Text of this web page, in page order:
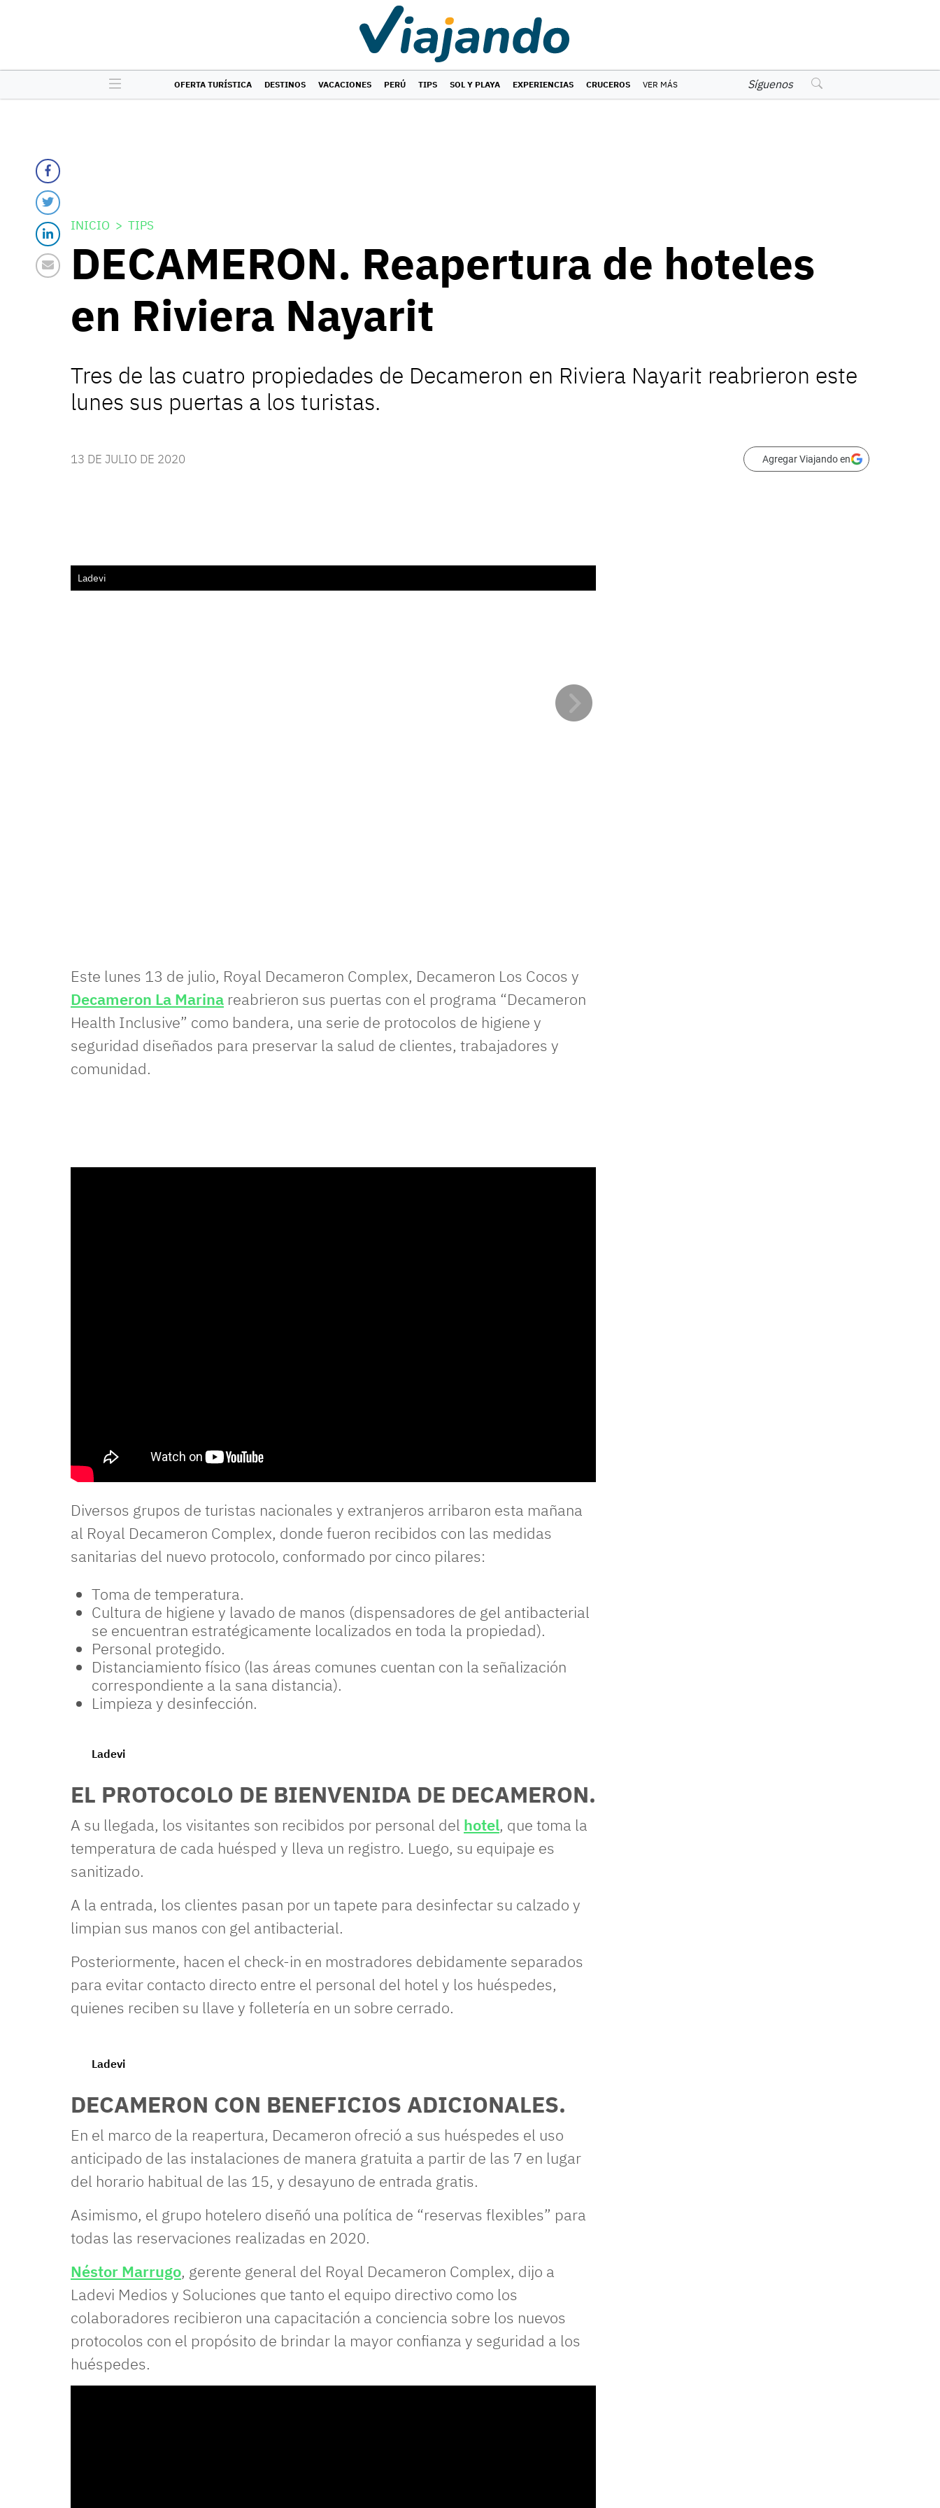
OFERTA TURÍSTICA DESTINOS VACACIONES PERÚ TIPS SOL Y PLAYA EXPERIENCIAS CRUCEROS VER MÁS Síguenos
INICIO TIPS
DECAMERON. Reapertura de hoteles
en Riviera Nayarit
Tres de las cuatro propiedades de Decameron en Riviera Nayarit reabrieron este
lunes sus puertas a los turistas.
13 DE JULIO DE 2020 Agregar Viajando en
Ladevi
Este lunes 13 de julio, Royal Decameron Complex, Decameron Los Cocos y
Decameron La Marina reabrieron sus puertas con el programa “Decameron
Health Inclusive” como bandera, una serie de protocolos de higiene y
seguridad diseñados para preservar la salud de clientes, trabajadores y
comunidad.
Diversos grupos de turistas nacionales y extranjeros arribaron esta mañana
al Royal Decameron Complex, donde fueron recibidos con las medidas
sanitarias del nuevo protocolo, conformado por cinco pilares:
Toma de temperatura.
Cultura de higiene y lavado de manos (dispensadores de gel antibacterial
se encuentran estratégicamente localizados en toda la propiedad).
Personal protegido.
Distanciamiento físico (las áreas comunes cuentan con la señalización
correspondiente a la sana distancia).
Limpieza y desinfección.
Ladevi
EL PROTOCOLO DE BIENVENIDA DE DECAMERON.
A su llegada, los visitantes son recibidos por personal del hotel, que toma la
temperatura de cada huésped y lleva un registro. Luego, su equipaje es
sanitizado.
A la entrada, los clientes pasan por un tapete para desinfectar su calzado y
limpian sus manos con gel antibacterial.
Posteriormente, hacen el check-in en mostradores debidamente separados
para evitar contacto directo entre el personal del hotel y los huéspedes,
quienes reciben su llave y folletería en un sobre cerrado.
Ladevi
DECAMERON CON BENEFICIOS ADICIONALES.
En el marco de la reapertura, Decameron ofreció a sus huéspedes el uso
anticipado de las instalaciones de manera gratuita a partir de las 7 en lugar
del horario habitual de las 15, y desayuno de entrada gratis.
Asimismo, el grupo hotelero diseñó una política de “reservas flexibles” para
todas las reservaciones realizadas en 2020.
Néstor Marrugo, gerente general del Royal Decameron Complex, dijo a
Ladevi Medios y Soluciones que tanto el equipo directivo como los
colaboradores recibieron una capacitación a conciencia sobre los nuevos
protocolos con el propósito de brindar la mayor confianza y seguridad a los
huéspedes.